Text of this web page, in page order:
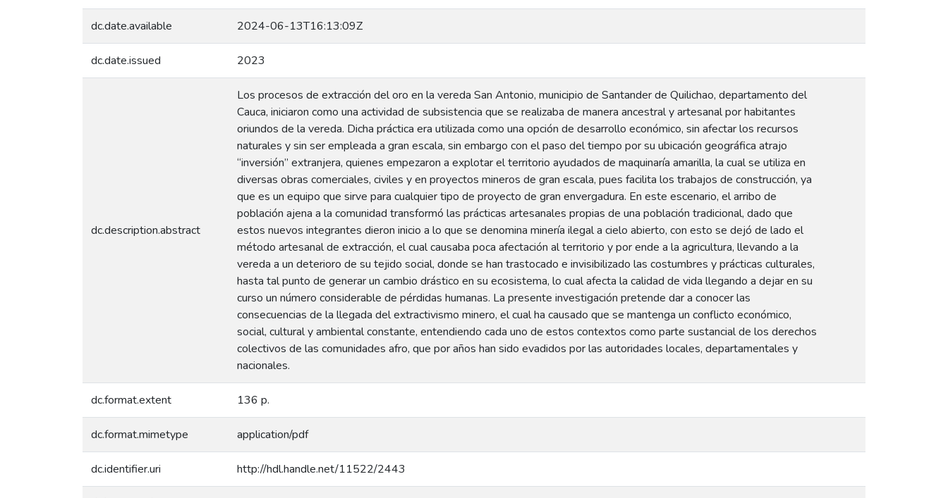
dc.date.available 2024-06-13T16:13:09Z
dc.date.issued 2023
dc.description.abstract
Los procesos de extracción del oro en la vereda San Antonio, municipio de Santander de Quilichao, departamento del
Cauca, iniciaron como una actividad de subsistencia que se realizaba de manera ancestral y artesanal por habitantes
oriundos de la vereda. Dicha práctica era utilizada como una opción de desarrollo económico, sin afectar los recursos
naturales y sin ser empleada a gran escala, sin embargo con el paso del tiempo por su ubicación geográfica atrajo
“inversión” extranjera, quienes empezaron a explotar el territorio ayudados de maquinaría amarilla, la cual se utiliza en
diversas obras comerciales, civiles y en proyectos mineros de gran escala, pues facilita los trabajos de construcción, ya
que es un equipo que sirve para cualquier tipo de proyecto de gran envergadura. En este escenario, el arribo de
población ajena a la comunidad transformó las prácticas artesanales propias de una población tradicional, dado que
estos nuevos integrantes dieron inicio a lo que se denomina minería ilegal a cielo abierto, con esto se dejó de lado el
método artesanal de extracción, el cual causaba poca afectación al territorio y por ende a la agricultura, llevando a la
vereda a un deterioro de su tejido social, donde se han trastocado e invisibilizado las costumbres y prácticas culturales,
hasta tal punto de generar un cambio drástico en su ecosistema, lo cual afecta la calidad de vida llegando a dejar en su
curso un número considerable de pérdidas humanas. La presente investigación pretende dar a conocer las
consecuencias de la llegada del extractivismo minero, el cual ha causado que se mantenga un conflicto económico,
social, cultural y ambiental constante, entendiendo cada uno de estos contextos como parte sustancial de los derechos
colectivos de las comunidades afro, que por años han sido evadidos por las autoridades locales, departamentales y
nacionales.
dc.format.extent 136 p.
dc.format.mimetype application/pdf
dc.identifier.uri http://hdl.handle.net/11522/2443